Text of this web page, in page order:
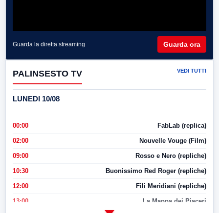
Guarda la diretta streaming Guarda ora
PALINSESTO TV VEDI TUTTI
LUNEDI 10/08
00:00 FabLab (replica)
02:00 Nouvelle Vouge (Film)
09:00 Rosso e Nero (repliche)
10:30 Buonissimo Red Roger (repliche)
12:00 Fili Meridiani (repliche)
13:00 La Mappa dei Piaceri